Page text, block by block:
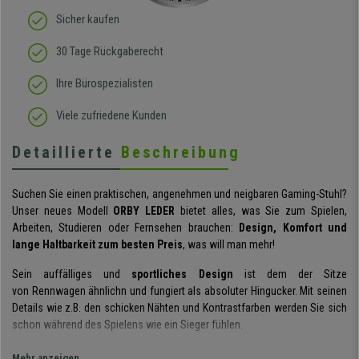
Sicher kaufen
30 Tage Rückgaberecht
Ihre Bürospezialisten
Viele zufriedene Kunden
Detaillierte Beschreibung
Suchen Sie einen praktischen, angenehmen und neigbaren Gaming-Stuhl?
Unser neues Modell ORBY LEDER bietet alles, was Sie zum Spielen,
Arbeiten, Studieren oder Fernsehen brauchen:
Design, Komfort und
lange Haltbarkeit zum besten Preis, was will man mehr!
Sein auffälliges und sportliches Design ist dem der Sitze
von Rennwagen ähnlichn und fungiert als absoluter Hingucker. Mit seinen
Details wie z.B. den schicken Nähten und Kontrastfarben werden Sie sich
schon während des Spielens wie ein Sieger fühlen.
Darüber hinaus zeichnet sich dieses Modell durch sein hohes Maß an